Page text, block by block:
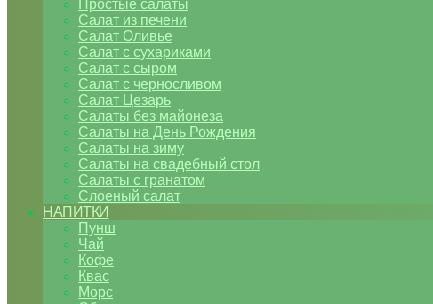
Простые салаты
Салат из печени
Салат Оливье
Салат с сухариками
Салат с сыром
Салат с черносливом
Салат Цезарь
Салаты без майонеза
Салаты на День Рождения
Салаты на зиму
Салаты на свадебный стол
Салаты с гранатом
Слоеный салат
НАПИТКИ
Пунш
Чай
Кофе
Квас
Морс